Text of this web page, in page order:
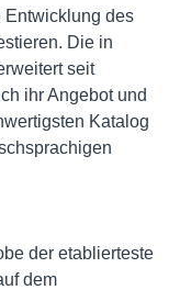
Entwicklung des
Die in
seit
ihr Angebot und
Katalog
der etablierteste
dem